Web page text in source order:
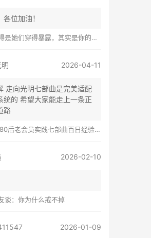
位加油！
她们穿得暴露，其实是你的心在着火
2026-04-11
走向光明七部曲是完美适配
统的 希望大家能走上一条正
路
老会员实践七部曲百日经验谈兼苦口忠言
2026-02-10
谈：你为什么戒不掉
2026-01-09